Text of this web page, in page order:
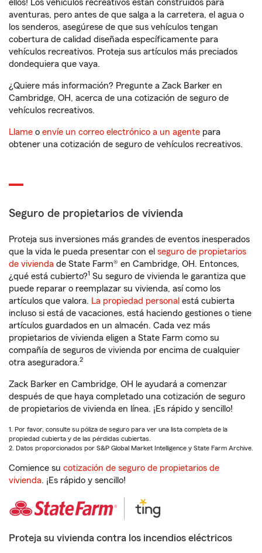
ellos! Los vehículos recreativos están construidos para
aventuras, pero antes de que salga a la carretera, el agua o
los senderos, asegúrese de que sus vehículos tengan
cobertura de calidad diseñada específicamente para
vehículos recreativos. Proteja sus artículos más preciados
dondequiera que vaya.
¿Quiere más información? Pregunte a Zack Barker en
Cambridge, OH, acerca de una cotización de seguro de
vehículos recreativos.
Llame o envíe un correo electrónico a un agente para
obtener una cotización de seguro de vehículos recreativos.
Seguro de propietarios de vivienda
Proteja sus inversiones más grandes de eventos inesperados
que la vida le pueda presentar con el seguro de propietarios
de vivienda de State Farm® en Cambridge, OH. Entonces,
¿qué está cubierto?1 Su seguro de vivienda le garantiza que
puede reparar o reemplazar su vivienda, así como los
artículos que valora. La propiedad personal está cubierta
incluso si está de vacaciones, está haciendo gestiones o tiene
artículos guardados en un almacén. Cada vez más
propietarios de vivienda eligen a State Farm como su
compañía de seguros de vivienda por encima de cualquier
otra aseguradora.2
Zack Barker en Cambridge, OH le ayudará a comenzar
después de que haya completado una cotización de seguro
de propietarios de vivienda en línea. ¡Es rápido y sencillo!
1. Por favor, consulte su póliza de seguro para ver una lista completa de la
propiedad cubierta y de las pérdidas cubiertas.
2. Datos proporcionados por S&P Global Market Intelligence y State Farm Archive.
Comience su cotización de seguro de propietarios de
vivienda. ¡Es rápido y sencillo!
Proteja su vivienda contra los incendios eléctricos